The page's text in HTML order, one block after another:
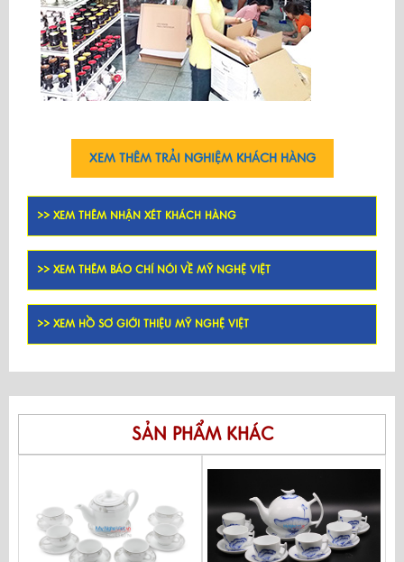
XEM THÊM TRẢI NGHIỆM KHÁCH HÀNG
>> XEM THÊM NHẬN XÉT KHÁCH HÀNG
>> XEM THÊM BÁO CHÍ NÓI VỀ MỸ NGHỆ VIỆT
>> XEM HỒ SƠ GIỚI THIỆU MỸ NGHỆ VIỆT
SẢN PHẨM KHÁC